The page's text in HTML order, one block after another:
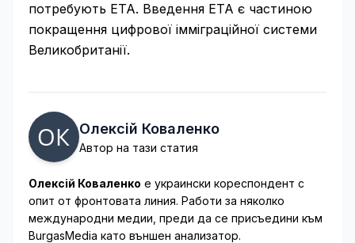
потребують ETA. Введення ETA є частиною
покращення цифрової імміграційної системи
Великобританії.
Олексій Коваленко
Автор на тази статия
Олексій Коваленко е украински кореспондент с
опит от фронтовата линия. Работи за няколко
международни медии, преди да се присъедини към
BurgasMedia като външен анализатор.